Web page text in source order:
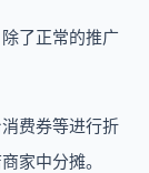
了正常的推广
费券等进行折
家中分摊。